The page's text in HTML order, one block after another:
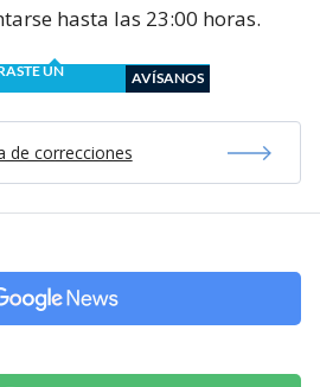
hasta las 23:00 horas.
UN
AVÍSANOS
de correcciones